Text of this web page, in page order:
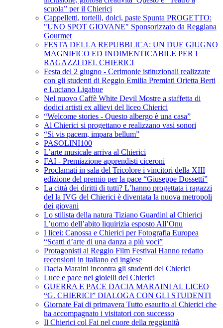
scuola” per il Chierici
Cappelletti, tortelli, dolci, paste Spunta PROGETTO:
"UNO SPOT GIOVANE" Sponsorizzato da Reggiana
Gourmet
FESTA DELLA REPUBBLICA: UN DUE GIUGNO
MAGNIFICO ED INDIMENTICABILE PER I
RAGAZZI DEL CHIERICI
Festa del 2 giugno - Cerimonie istituzionali realizzate
con gli studenti di Reggio Emilia Premiati Orietta Berti
e Luciano Ligabue
Nel nuovo Caffè White Devil Mostre a staffetta di
dodici artisti ex allievi del liceo Chierici
“Welcome stories - Questo albergo è una casa”
Al Chierici si progettano e realizzano vasi sonori
“Si vis pacem, impara bellum”
PASOLINI100
L’arte musicale arriva al Chierici
FAI - Premiazione apprendisti ciceroni
Proclamati in sala del Tricolore i vincitori della XIII
edizione del premio per la pace “Giuseppe Dossetti”
La città dei diritti di tutti? L’hanno progettata i ragazzi
del la IVG del Chierici è diventata la nuova metropoli
dei giovani
Lo stilista della natura Tiziano Guardini al Chierici
L’uomo dell’abito liquirizia esposto All’Onu
I licei: Canossa e Chierici per Fotografia Europea
“Scatti d’arte di una danza a più voci”
Protagonisti al Reggio Film Festival Hanno redatto
recensioni in italiano ed inglese
Dacia Maraini incontra gli studenti del Chierici
Luce e pace nei gioielli del Chierici
GUERRA E PACE DACIA MARAINI AL LICEO
“G. CHIERICI” DIALOGA CON GLI STUDENTI
Giornate Fai di primavera Tutto esaurito al Chierici che
ha accompagnato i visitatori con successo
Il Chierici col Fai nel cuore della reggianità